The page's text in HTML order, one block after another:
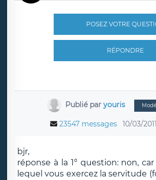
POSEZ VOTRE
RÉPONDRE
Publié par youris
23547 messages 10/03/2011
bjr,
réponse à la 1° question: non,
lequel vous exercez la servitude